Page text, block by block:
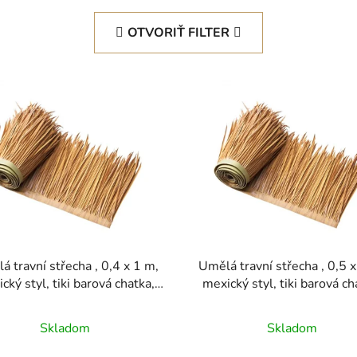
OTVORIŤ FILTER
travní střecha , 0,4 x 1 m,
styl, tiki barová chatka,
a ohnivzdorná, palapa
roleta pro terasu, bazén,
Skladom
Umělá travní střecha , 0,5
mexický styl, tiki barová
vodotěsná a ohnivzdorná,
kachní roletová tráva pro
Skladom